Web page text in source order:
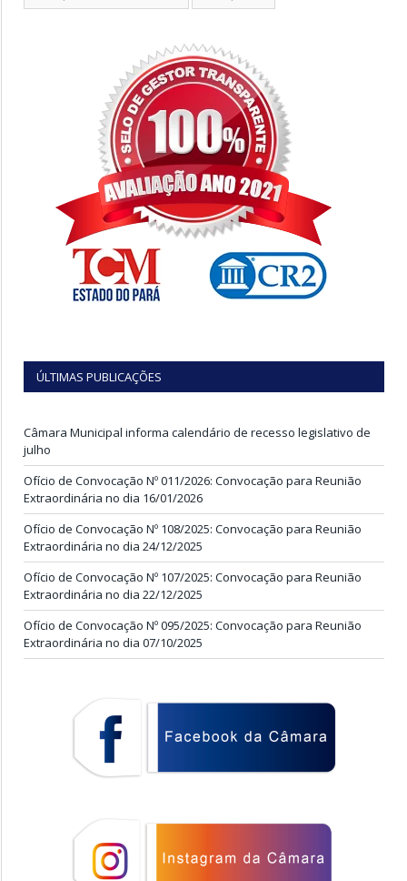
ÚLTIMAS PUBLICAÇÕES
Câmara Municipal informa calendário de recesso legislativo de
julho
Ofício de Convocação Nº 011/2026: Convocação para Reunião
Extraordinária no dia 16/01/2026
Ofício de Convocação Nº 108/2025: Convocação para Reunião
Extraordinária no dia 24/12/2025
Ofício de Convocação Nº 107/2025: Convocação para Reunião
Extraordinária no dia 22/12/2025
Ofício de Convocação Nº 095/2025: Convocação para Reunião
Extraordinária no dia 07/10/2025